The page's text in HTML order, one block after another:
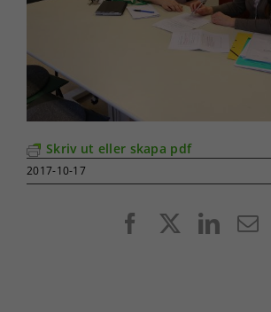
Skriv ut eller skapa pdf
2017-10-17
Facebook
E-